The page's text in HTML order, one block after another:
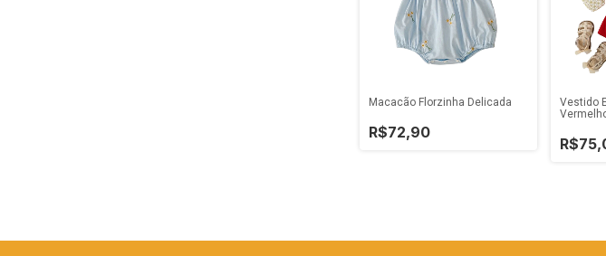
Macacão Florzinha Delicada
R$72,90
Vestido